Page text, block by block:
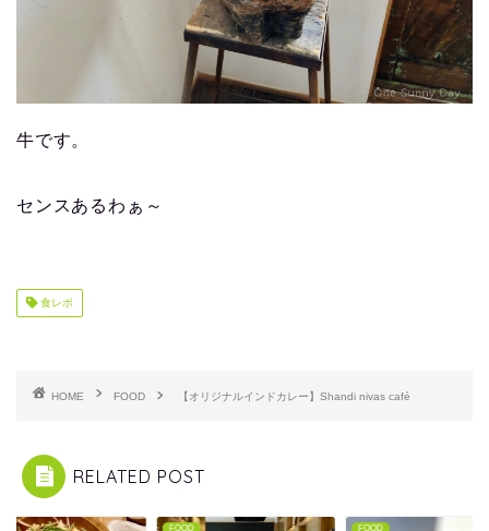
牛です。
センスあるわぁ～
食レポ
HOME FOOD 【オリジナルインドカレー】Shandi nivas café
RELATED POST
FOOD FOOD